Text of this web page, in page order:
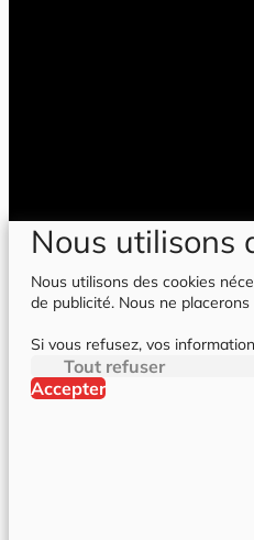
Nous utilisons
Nous utilisons des cookies
de publicité. Nous ne
Si vous refusez, vos
Tout refuser
Accepter